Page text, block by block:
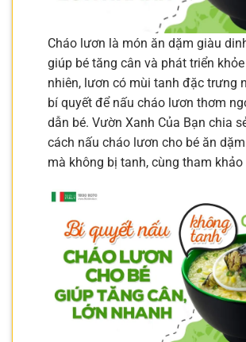
Cháo lươn là món ăn dặm giàu
giúp bé tăng cân và phát triển
nhiên, lươn có mùi tanh đặc trưng
bí quyết để nấu cháo lươn thơm
dẫn bé. Vườn Xanh Của Bạn chia
cách nấu cháo lươn cho bé ăn
mà không bị tanh, cùng tham khảo